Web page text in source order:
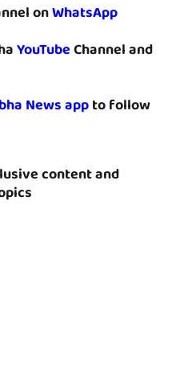
onWhatsApp
YouTubeChannel and
News appto follow
content and